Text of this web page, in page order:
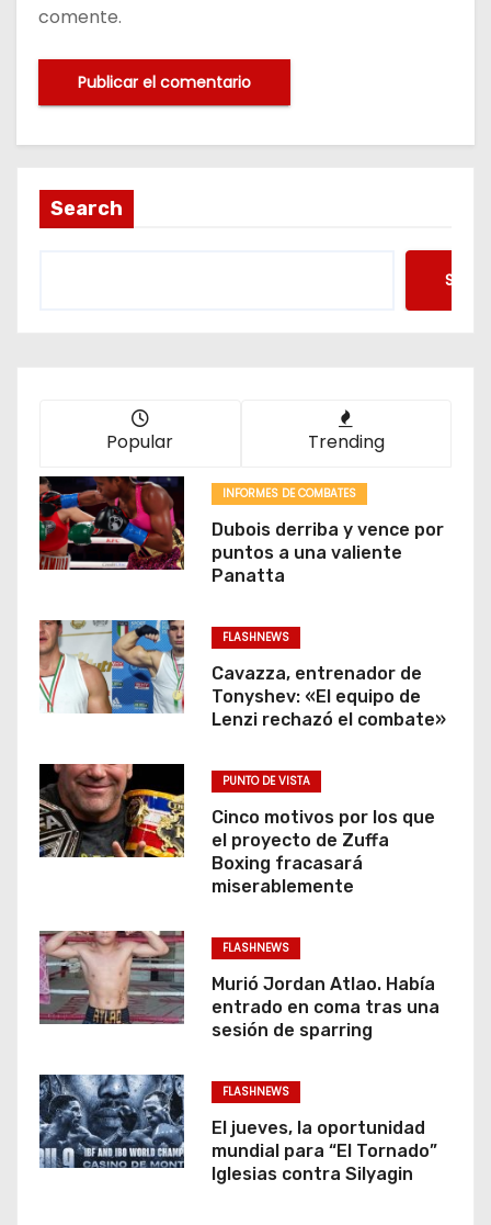
comente.
Search
Popular Trending
INFORMES DE COMBATES
Dubois derriba y vence por
puntos a una valiente
Panatta
FLASHNEWS
Cavazza, entrenador de
Tonyshev: «El equipo de
Lenzi rechazó el combate»
PUNTO DE VISTA
Cinco motivos por los que
el proyecto de Zuffa
Boxing fracasará
miserablemente
FLASHNEWS
Murió Jordan Atlao. Había
entrado en coma tras una
sesión de sparring
FLASHNEWS
El jueves, la oportunidad
mundial para “El Tornado”
Iglesias contra Silyagin